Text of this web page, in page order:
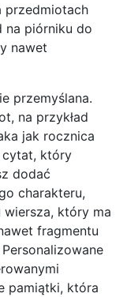
przedmiotach
na piórniku do
nawet
przemyślana.
na przykład
jak rocznica
cytat, który
dodać
charakteru,
który ma
fragmentu
pamiątki, która